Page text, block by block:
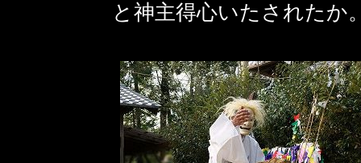
と神主得心いたされたか